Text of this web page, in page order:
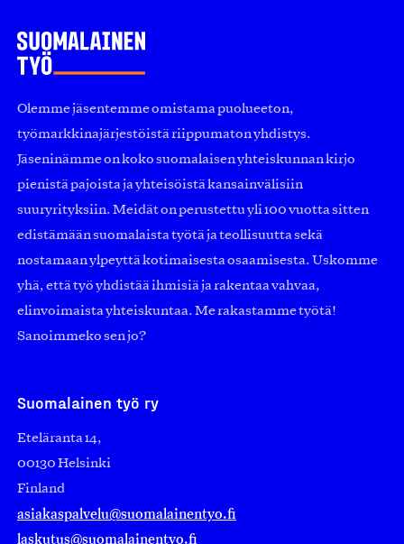
Olemme jäsentemme omistama puolueeton,
työmarkkinajärjestöistä riippumaton yhdistys.
Jäseninämme on koko suomalaisen yhteiskunnan kirjo
pienistä pajoista ja yhteisöistä kansainvälisiin
suuryrityksiin. Meidät on perustettu yli 100 vuotta sitten
edistämään suomalaista työtä ja teollisuutta sekä
nostamaan ylpeyttä kotimaisesta osaamisesta. Uskomme
yhä, että työ yhdistää ihmisiä ja rakentaa vahvaa,
elinvoimaista yhteiskuntaa. Me rakastamme työtä!
Sanoimmeko sen jo?
Suomalainen työ ry
Eteläranta 14,
00130 Helsinki
Finland
asiakaspalvelu@suomalainentyo.fi
laskutus@suomalainentyo.fi